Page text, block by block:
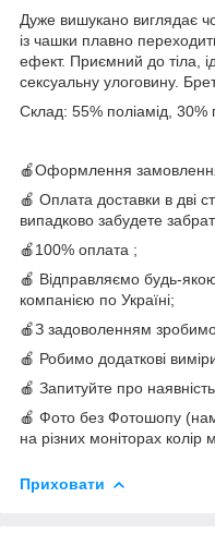
Дуже вишукано виглядає
із чашки плавно
ефект. Приємний до тіла,
сексуальну улоговину.
Склад: 55% поліамід, 30%
🍎Оформлення
🍎 Оплата доставки в дві
випадково забудете
🍎100% оплата ;
🍎 Відправляємо будь-
компанією по Україні;
🍎З задоволенням
🍎 Робимо додаткові
🍎 Запитуйте про
🍎 Фото без Фотошопу
на різних моніторах колір
Приховати